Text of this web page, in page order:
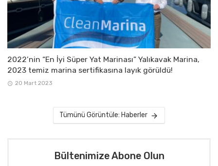
2022’nin “En İyi Süper Yat Marinası” Yalıkavak Marina,
2023 temiz marina sertifikasına layık görüldü!
20 Mart 2023
Tümünü Görüntüle: Haberler
Bültenimize Abone Olun